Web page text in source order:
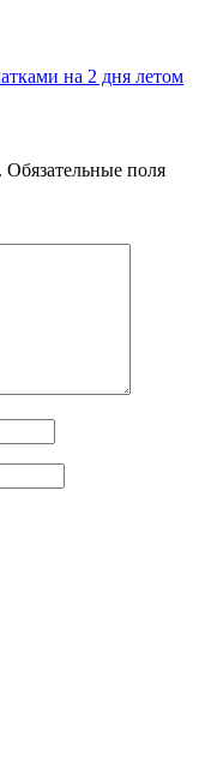
на 2 дня летом
Обязательные поля